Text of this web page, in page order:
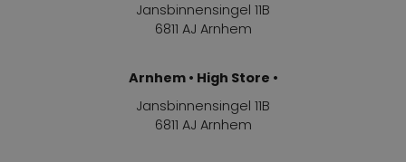
Jansbinnensingel 11B
6811 AJ Arnhem
Arnhem • High Store •
Jansbinnensingel 11B
6811 AJ Arnhem